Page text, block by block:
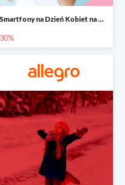
Smartfony na Dzień Kobiet na Allegro do -30%
30%